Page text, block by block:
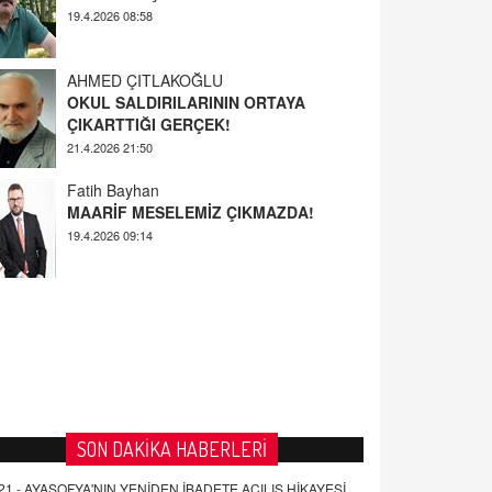
AHMED ÇITLAKOĞLU
OKUL SALDIRILARININ ORTAYA
21.4.2026 21:50
Fatih Bayhan
MAARİF MESELEMİZ ÇIKMAZDA!
YUSUF YAVUZYILMAZ
EĞİTİM'DE ŞİDDET
SON DAKİKA HABERLERİ
- AYASOFYA'NIN YENİDEN İBADETE AÇILIŞ HİKAYESİ